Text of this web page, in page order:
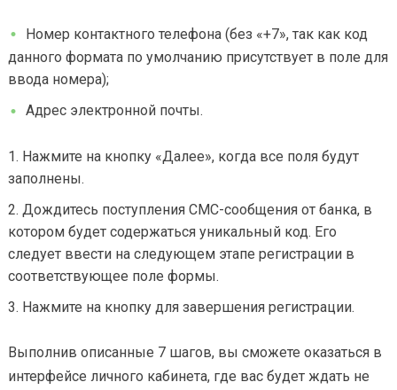
Номер контактного телефона (без «+7», так как код
данного формата по умолчанию присутствует в поле для
ввода номера);
Адрес электронной почты.
Нажмите на кнопку «Далее», когда все поля будут
заполнены.
Дождитесь поступления СМС-сообщения от банка, в
котором будет содержаться уникальный код. Его
следует ввести на следующем этапе регистрации в
соответствующее поле формы.
Нажмите на кнопку для завершения регистрации.
Выполнив описанные 7 шагов, вы сможете оказаться в
интерфейсе личного кабинета, где вас будет ждать не